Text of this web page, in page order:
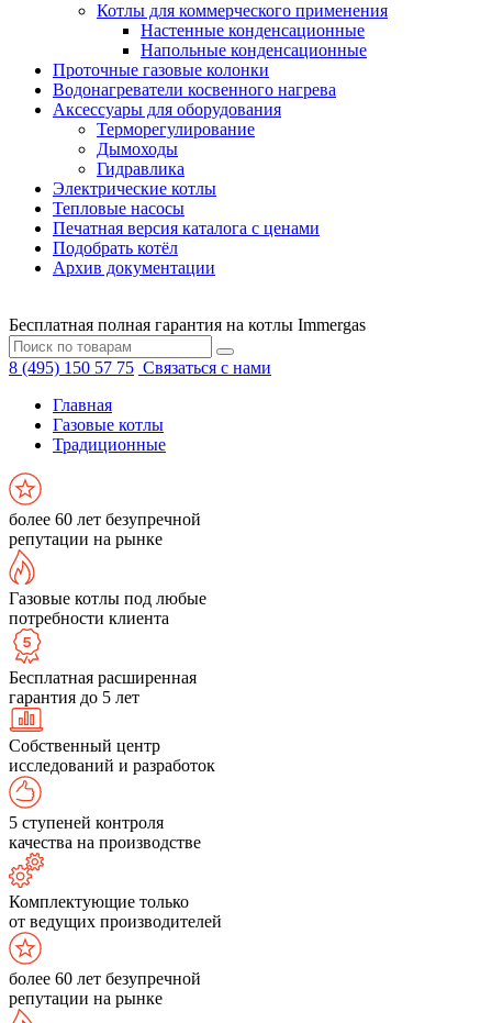
Котлы для коммерческого применения
Настенные конденсационные
Напольные конденсационные
Проточные газовые колонки
Водонагреватели косвенного нагрева
Аксессуары для оборудования
Терморегулирование
Дымоходы
Гидравлика
Электрические котлы
Тепловые насосы
Печатная версия каталога с ценами
Подобрать котёл
Архив документации
Бесплатная полная гарантия на котлы Immergas
8 (495) 150 57 75 Связаться с нами
Главная
Газовые котлы
Традиционные
более 60 лет безупречной
репутации на рынке
Газовые котлы под любые
потребности клиента
Бесплатная расширенная
гарантия до 5 лет
Собственный центр
исследований и разработок
5 ступеней контроля
качества на производстве
Комплектующие только
от ведущих производителей
более 60 лет безупречной
репутации на рынке